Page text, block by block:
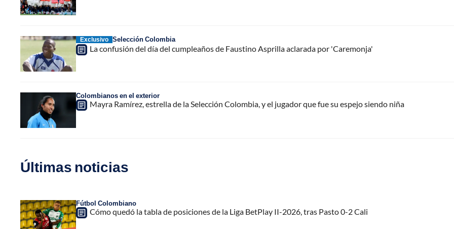
Exclusivo Selección Colombia
La confusión del día del cumpleaños de Faustino Asprilla aclarada por 'Caremonja'
Colombianos en el exterior
Mayra Ramírez, estrella de la Selección Colombia, y el jugador que fue su espejo siendo niña
Últimas noticias
Fútbol Colombiano
Cómo quedó la tabla de posiciones de la Liga BetPlay II-2026, tras Pasto 0-2 Cali